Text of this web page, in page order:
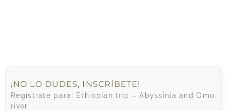
¡NO LO DUDES, INSCRÍBETE!
Regístrate para: Ethiopian trip – Abyssinia and Omo
river